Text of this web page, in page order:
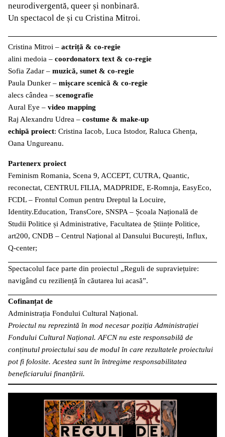
neurodivergentă, queer și nonbinară.
Un spectacol de și cu Cristina Mitroi.
Cristina Mitroi – actriță & co-regie
alini medoia – coordonatorx text & co-regie
Sofia Zadar – muzică, sunet & co-regie
Paula Dunker – mișcare scenică & co-regie
alecs cândea – scenografie
Aural Eye – video mapping
Raj Alexandru Udrea – costume & make-up
echipă proiect: Cristina Iacob, Luca Istodor, Raluca Ghența,
Oana Ungureanu.
Partenerx proiect
Feminism Romania, Scena 9, ACCEPT, CUTRA, Quantic,
reconectat, CENTRUL FILIA, MADPRIDE, E-Romnja, EasyEco,
FCDL – Frontul Comun pentru Dreptul la Locuire,
Identity.Education, TransCore, SNSPA – Școala Națională de
Studii Politice și Administrative, Facultatea de Științe Politice,
art200, CNDB – Centrul Național al Dansului București, Influx,
Q-center;
Spectacolul face parte din proiectul „Reguli de supraviețuire:
navigând cu reziliență în căutarea lui acasă”.
Cofinanțat de
Administrația Fondului Cultural Național.
Proiectul nu reprezintă în mod necesar poziția Administrației
Fondului Cultural Național. AFCN nu este responsabilă de
conținutul proiectului sau de modul în care rezultatele proiectului
pot fi folosite. Acestea sunt în întregime responsabilitatea
beneficiarului finanțării.